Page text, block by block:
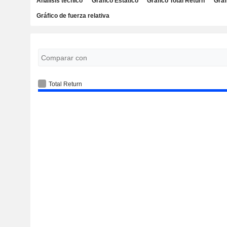
Gráfico de fuerza relativa
Total Return